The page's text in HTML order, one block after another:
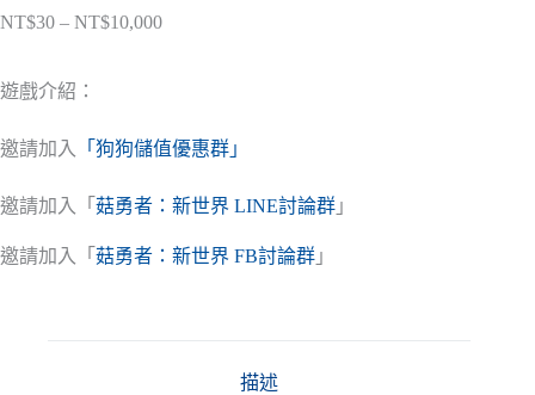
NT$30 – NT$10,000價
NT$30
到
遊戲介紹：
邀請加入 「狗狗儲值優惠群」
邀請加入「 菇勇者：新世界 LINE討論群 」
邀請加入「 菇勇者：新世界 FB討論群 」
描述